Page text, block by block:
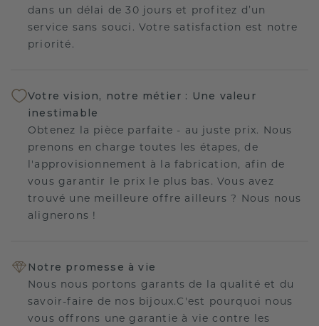
dans un délai de 30 jours et profitez d’un
service sans souci. Votre satisfaction est notre
priorité.
Votre vision, notre métier : Une valeur
inestimable
Obtenez la pièce parfaite - au juste prix. Nous
prenons en charge toutes les étapes, de
l'approvisionnement à la fabrication, afin de
vous garantir le prix le plus bas. Vous avez
trouvé une meilleure offre ailleurs ? Nous nous
alignerons !
Notre promesse à vie
Nous nous portons garants de la qualité et du
savoir-faire de nos bijoux.C'est pourquoi nous
vous offrons une garantie à vie contre les